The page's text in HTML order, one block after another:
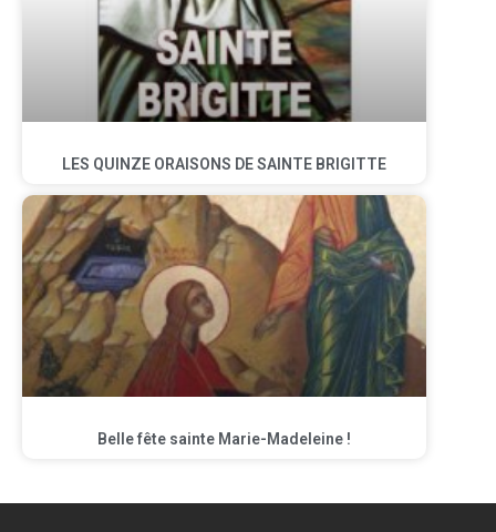
LES QUINZE ORAISONS DE SAINTE BRIGITTE
Belle fête sainte Marie-Madeleine !